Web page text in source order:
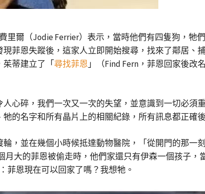
里爾（Jodie Ferrier）表示，當時他們有四隻狗，
菲恩失蹤後，這家人立即開始搜尋，找來了鄰居、
茱蒂建立了「尋找菲恩 」（Find Fern，菲恩回家後改
心碎，我們一次又一次的失望，並意識到一切必須
的名字和所有晶片上的相關紀錄，所有訊息都正確
，並在幾個小時候抵達動物醫院，「從開門的那一
大的菲恩被偷走時，他們家還只有伊森一個孩子
菲恩現在可以回家了嗎？我想牠。